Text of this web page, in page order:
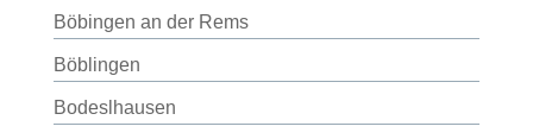
Böbingen an der Rems
Böblingen
Bodeslhausen